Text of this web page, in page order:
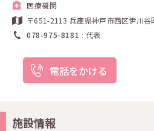
医療機関
〒651-2113 兵庫県神戸市西区伊川谷
078-975-8181
代表
電話をかける
施設情報